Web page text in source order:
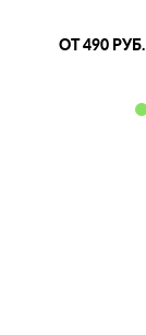
ОТ 490 РУБ.